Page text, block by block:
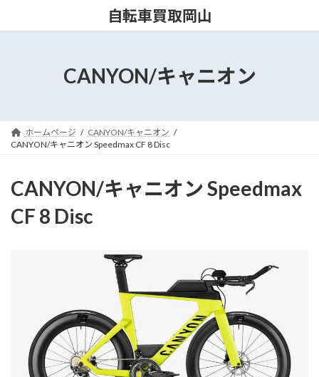
ッ
移
自転車買取岡山
CANYON/キャニオン
ホームページ
CANYON/キャニオン
CANYON/キャニオン Speedmax CF 8 Disc
CANYON/キャニオン Speedmax
CF 8 Disc